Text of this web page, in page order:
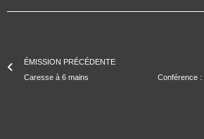
ÉMISSION PRÉCÉDENTE
Caresse à 6 mains